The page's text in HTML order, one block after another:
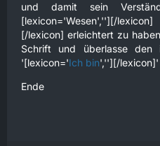
und damit sein
[lexicon='Wesen',''][/
[/lexicon] erleichtert zu
Schrift und überlasse den
'[lexicon='Ich bin',''][/lexicon]'
Ende